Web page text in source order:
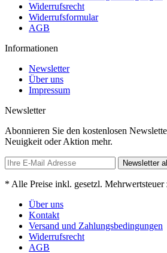
Widerrufsrecht
Widerrufsformular
AGB
Informationen
Newsletter
Über uns
Impressum
Newsletter
Abonnieren Sie den kostenlosen
Neuigkeit oder Aktion mehr.
Newsletter
* Alle Preise inkl. gesetzl. Mehrwertsteuer
Über uns
Kontakt
Versand und Zahlungsbedingungen
Widerrufsrecht
AGB